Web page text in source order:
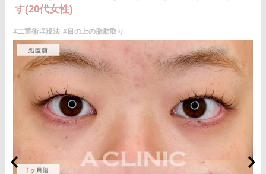
す(20代女性)
#二重術埋没法 #目の上の脂肪取り